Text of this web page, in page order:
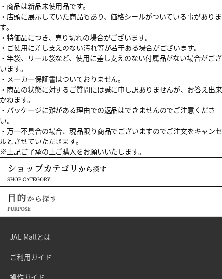
・商品は新品未使用品です。
・店頭に展示していた商品もあり、価格シールがついている事がありま
す。
・特価品につき、売り切れの場合がございます。
・ご使用に差し支えのない汚れ等が若干ある場合がございます。
・竿袋、リール袋など、使用に差し支えのない付属品がない場合がござ
います。
・メーカー保証書はついておりません。
・商品の状態に対するご質問には誠に申し訳ありませんが、お答え出来
かねます。
・パッケージに難がある理由での返品はできませんのでご注意くださ
い。
・万一不具合の場合、現品限り商品でございますのでご注文をキャンセ
ルとさせていただきます。
※上記ご了承の上ご購入をお願いいたします。
JAL Mallとは
ご利用ガイド
操作ガイド